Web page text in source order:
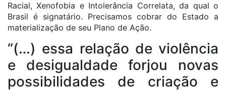
Racial, Xenofobia e Intolerância Correlata, da qual o
Brasil é signatário. Precisamos cobrar do Estado a
materialização de seu Plano de Ação.
“(…) essa relação de violência
e desigualdade forjou novas
possibilidades de criação e